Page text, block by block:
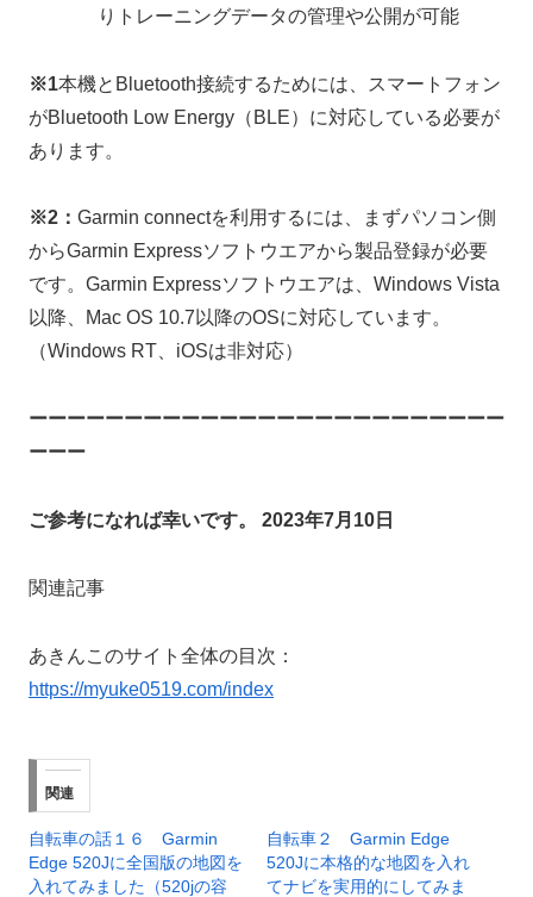
りトレーニングデータの管理や公開が可能
※1本機とBluetooth接続するためには、スマートフォン
がBluetooth Low Energy（BLE）に対応している必要が
あります。
※2： Garmin connectを利用するには、まずパソコン側
からGarmin Expressソフトウエアから製品登録が必要
です。Garmin Expressソフトウエアは、Windows Vista
以降、Mac OS 10.7以降のOSに対応しています。
（Windows RT、iOSは非対応）
ーーーーーーーーーーーーーーーーーーーーーーーーー
ーーー
ご参考になれば幸いです。 2023年7月10日
関連記事
あきんこのサイト全体の目次：
https://myuke0519.com/index
関連
自転車の話１６ Garmin
Edge 520Jに全国版の地図を
入れてみました（520jの容
自転車２ Garmin Edge
520Jに本格的な地図を入れ
てナビを実用的にしてみま